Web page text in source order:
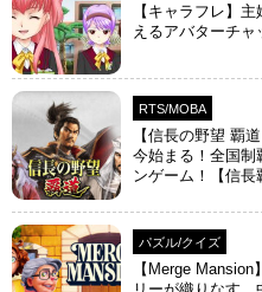
【キャラフレ】
えるアバターチャ
RTS/MOBA
【信長の野望 覇
今始まる！全国制
ンゲーム！【信長
パズル/クイズ
【Merge